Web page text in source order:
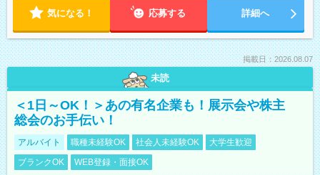
気になる！ 応募する 詳細へ
掲載日：2026.08.07
未読
＜1日～OK！＞あの有名企業も！展示会や株主
総会のお手伝い！
アルバイト 職種未経験OK 社会人未経験OK
大学生歓迎
ブランクOK
WEB登録・面接OK